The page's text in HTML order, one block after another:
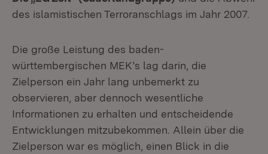
des islamistischen Terroranschlags im Jahr 2007.
Die große Leistung des baden-
württembergischen MEK’s lag darin, die
Zielperson ein Jahr lang unbemerkt zu
observieren, aber dennoch wesentliche
Informationen zu erhalten und entscheidende
Entwicklungen mitzubekommen. Allein über die
Zielperson war es möglich, einen Blick in die